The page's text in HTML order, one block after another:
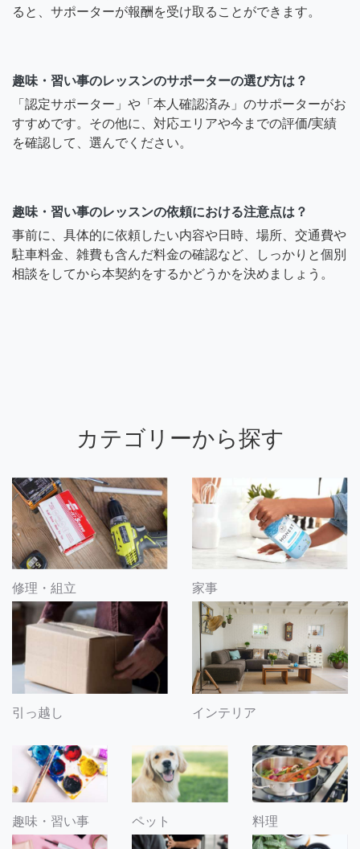
ると、サポーターが報酬を受け取ることができます。
趣味・習い事のレッスンのサポーターの選び方は？
「認定サポーター」や「本人確認済み」のサポーターがお
すすめです。その他に、対応エリアや今までの評価/実績
を確認して、選んでください。
趣味・習い事のレッスンの依頼における注意点は？
事前に、具体的に依頼したい内容や日時、場所、交通費や
駐車料金、雑費も含んだ料金の確認など、しっかりと個別
相談をしてから本契約をするかどうかを決めましょう。
カテゴリーから探す
修理・組立 家事
引っ越し インテリア
趣味・習い事 ペット 料理